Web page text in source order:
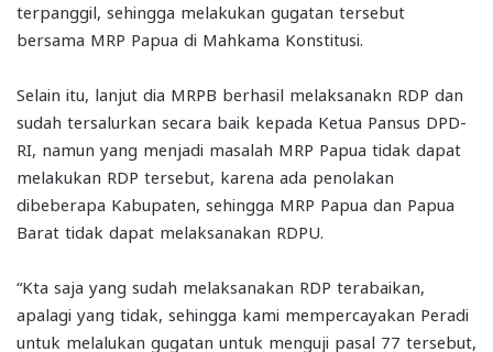
terpanggil, sehingga melakukan gugatan tersebut
bersama MRP Papua di Mahkama Konstitusi.
Selain itu, lanjut dia MRPB berhasil melaksanakn RDP dan
sudah tersalurkan secara baik kepada Ketua Pansus DPD-
RI, namun yang menjadi masalah MRP Papua tidak dapat
melakukan RDP tersebut, karena ada penolakan
dibeberapa Kabupaten, sehingga MRP Papua dan Papua
Barat tidak dapat melaksanakan RDPU.
“Kta saja yang sudah melaksanakan RDP terabaikan,
apalagi yang tidak, sehingga kami mempercayakan Peradi
untuk melalukan gugatan untuk menguji pasal 77 tersebut,